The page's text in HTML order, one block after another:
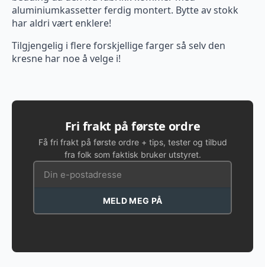
aluminiumkassetter ferdig montert. Bytte av stokk
har aldri vært enklere!
Tilgjengelig i flere forskjellige farger så selv den
kresne har noe å velge i!
Fri frakt på første ordre
Få fri frakt på første ordre + tips, tester og tilbud
fra folk som faktisk bruker utstyret.
MELD MEG PÅ